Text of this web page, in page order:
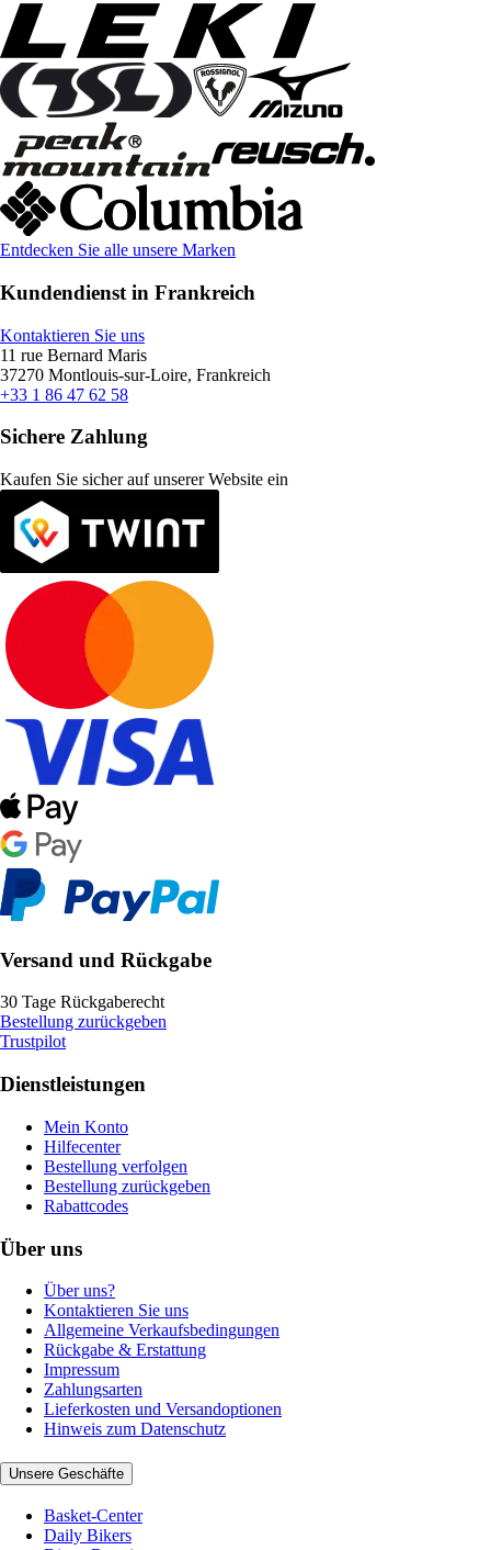
Entdecken Sie alle unsere Marken
Kundendienst in Frankreich
Kontaktieren Sie uns
11 rue Bernard Maris
37270 Montlouis-sur-Loire, Frankreich
+33 1 86 47 62 58
Sichere Zahlung
Kaufen Sie sicher auf unserer Website ein
Versand und Rückgabe
30 Tage Rückgaberecht
Bestellung zurückgeben
Trustpilot
Dienstleistungen
Mein Konto
Hilfecenter
Bestellung verfolgen
Bestellung zurückgeben
Rabattcodes
Über uns
Über uns?
Kontaktieren Sie uns
Allgemeine Verkaufsbedingungen
Rückgabe & Erstattung
Impressum
Zahlungsarten
Lieferkosten und Versandoptionen
Hinweis zum Datenschutz
Unsere Geschäfte
Basket-Center
Daily Bikers